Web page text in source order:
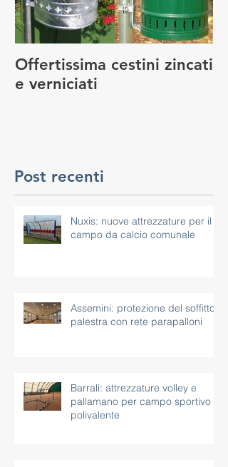
Offertissima cestini zincati
e verniciati
Post recenti
Nuxis: nuove attrezzature per il
campo da calcio comunale
Assemini: protezione del soffitto
palestra con rete parapalloni
Barrali: attrezzature volley e
pallamano per campo sportivo
polivalente